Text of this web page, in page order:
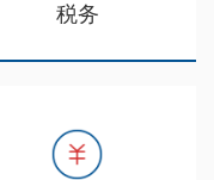
税务